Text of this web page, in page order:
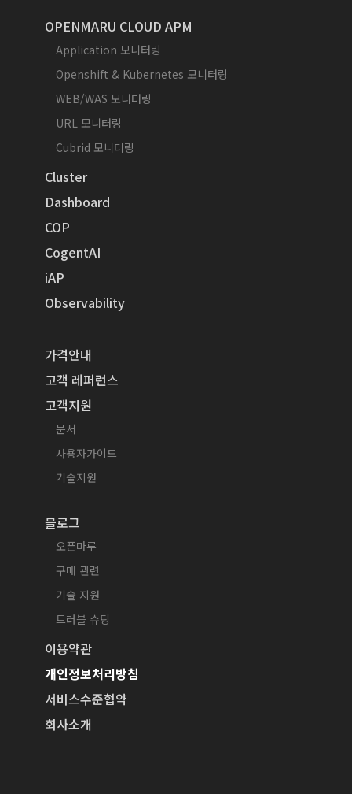
OPENMARU CLOUD APM
Application 모니터링
Openshift & Kubernetes 모니터링
WEB/WAS 모니터링
URL 모니터링
Cubrid 모니터링
Cluster
Dashboard
COP
CogentAI
iAP
Observability
가격안내
고객 레퍼런스
고객지원
문서
사용자가이드
기술지원
블로그
오픈마루
구매 관련
기술 지원
트러블 슈팅
이용약관
개인정보처리방침
서비스수준협약
회사소개